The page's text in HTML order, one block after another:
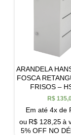
ARANDELA
FOSCA
FRISOS –
R$
Em até 4x de
ou R$ 128,25à
5% OFF NO